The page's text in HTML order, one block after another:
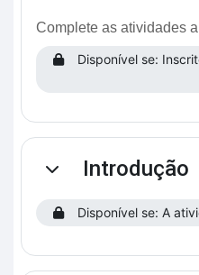
Complete as atividades
Disponível se:
ContrairIntrodução
Disponível se: A